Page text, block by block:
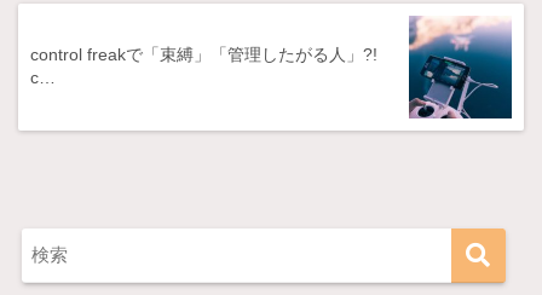
control freakで「束縛」「管理したがる人」?!
c…